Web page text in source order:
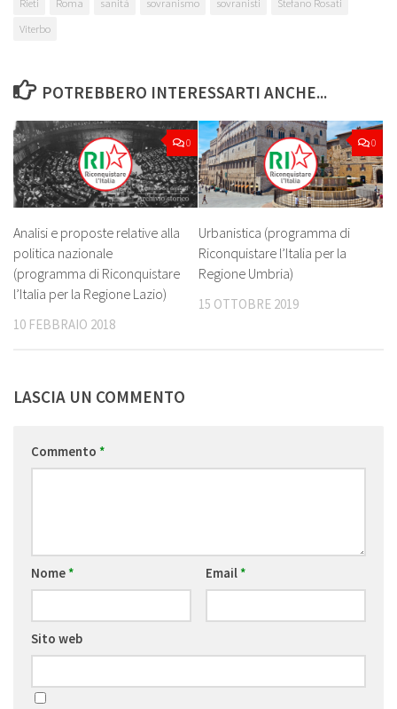
Rieti Roma sanità sovranismo sovranisti
Stefano Rosati
Viterbo
POTREBBERO INTERESSARTI ANCHE...
0
Analisi e proposte relative alla
politica nazionale
(programma di Riconquistare
l’Italia per la Regione Lazio)
10 FEBBRAIO 2018
0
Urbanistica (programma di
Riconquistare l’Italia per la
Regione Umbria)
15 OTTOBRE 2019
LASCIA UN COMMENTO
Commento *
Nome* Email*
Sito web